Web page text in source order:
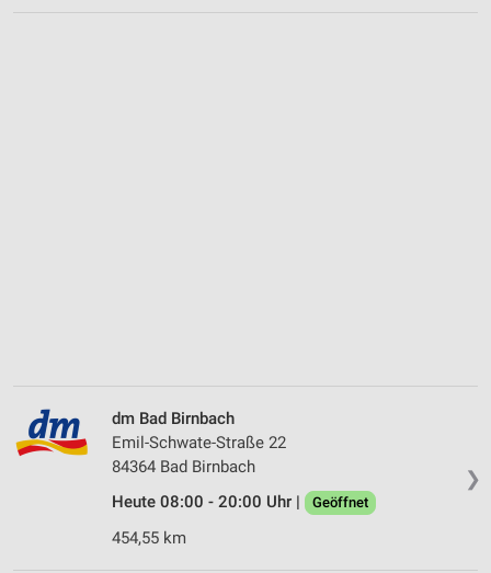
❯
dm Bad Birnbach
Emil-Schwate-Straße 22
84364 Bad Birnbach
Heute 08:00 - 20:00 Uhr |
Geöffnet
454,55 km